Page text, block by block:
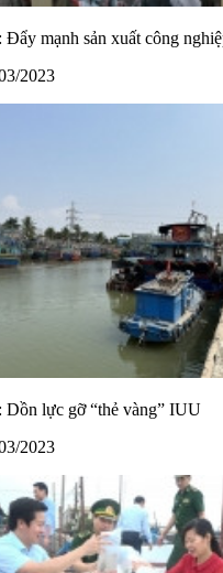
mạnh sản xuất công
2023
Dồn lực gỡ “thẻ vàng” IUU
2023